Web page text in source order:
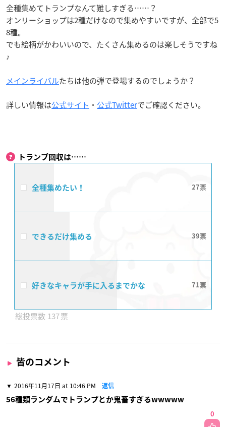
全種集めてトランプなんて難しすぎる……？
オンリーショップは2種だけなので集めやすいですが、全部で5
8種。
でも絵柄がかわいいので、たくさん集めるのは楽しそうですね
♪
メインライバルたちは他の弾で登場するのでしょうか？
詳しい情報は公式サイト ・ 公式Twitterでご確認ください。
トランプ回収は……
全種集めたい！ 27
できるだけ集める 39
好きなキャラが手に入るまでかな 71
137
皆のコメント
2016年11月17日 at 10:46 PM 返信
56種類ランダムでトランプとか鬼畜すぎるwwwww
0